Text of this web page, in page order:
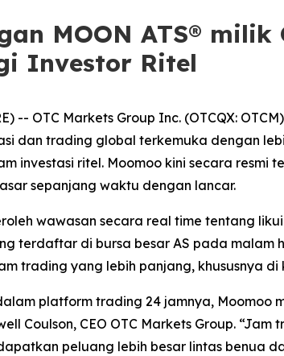
MOON ATS®
Investor Ritel
-- OTC Markets Group Inc. (OTCQX:
dan trading global terkemuka dengan
investasi ritel. Moomoo kini secara resmi
sepanjang waktu dengan lancar.
wawasan secara real time tentang
terdaftar di bursa besar AS pada malam
trading yang lebih panjang, khususnya
platform trading 24 jamnya,
Coulson, CEO OTC Markets Group.
peluang lebih besar lintas benua